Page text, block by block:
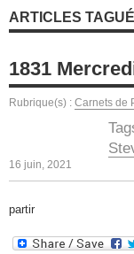
ARTICLES
1831
Rubrique(s) : Carnets de
16 juin, 2021
partir